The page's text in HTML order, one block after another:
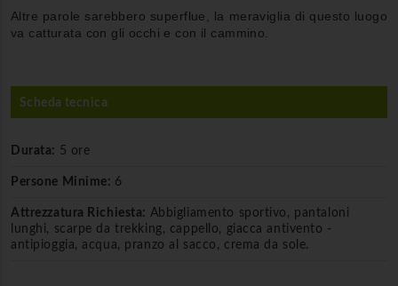
Altre parole sarebbero superflue, la meraviglia di questo luogo
va catturata con gli occhi e con il cammino.
Scheda tecnica
Durata: 5 ore
Persone Minime: 6
Attrezzatura Richiesta: Abbigliamento sportivo, pantaloni
lunghi, scarpe da trekking, cappello, giacca antivento -
antipioggia, acqua, pranzo al sacco, crema da sole.